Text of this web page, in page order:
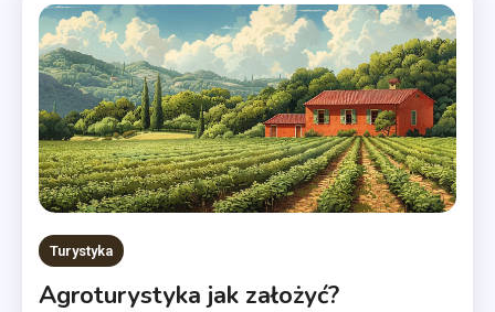
Turystyka
Agroturystyka jak założyć?